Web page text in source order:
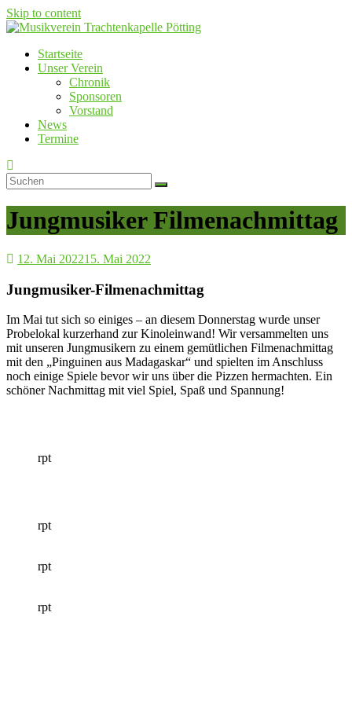
Skip to content
Musikverein Trachtenkapelle Pötting
Startseite
Unser Verein
Chronik
Sponsoren
Vorstand
News
Termine
Jungmusiker Filmenachmittag
12. Mai 202215. Mai 2022
Jungmusiker-Filmenachmittag
Im Mai tut sich so einiges – an diesem Donnerstag wurde unser
Probelokal kurzerhand zur Kinoleinwand! Wir versammelten uns
mit unseren Jungmusikern zu einem gemütlichen Filmenachmittag
mit den „Pinguinen aus Madagaskar“ und spielten im Anschluss
noch einige Spiele bevor wir uns über die Pizzen hermachten. Ein
schöner Nachmittag mit viel Spiel, Spaß und Spannung!
rpt
rpt
rpt
rpt